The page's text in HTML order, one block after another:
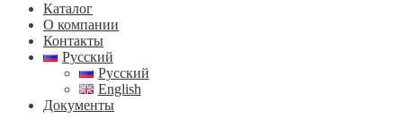
Каталог
О компании
Контакты
Русский
Русский
English
Документы